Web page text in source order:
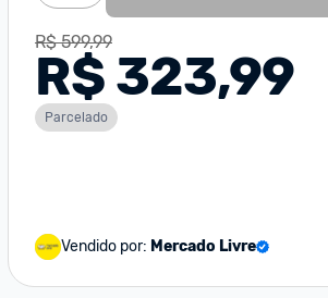
R$ 599,99
R$ 323,99
Parcelado
Vendido por: Mercado Livre